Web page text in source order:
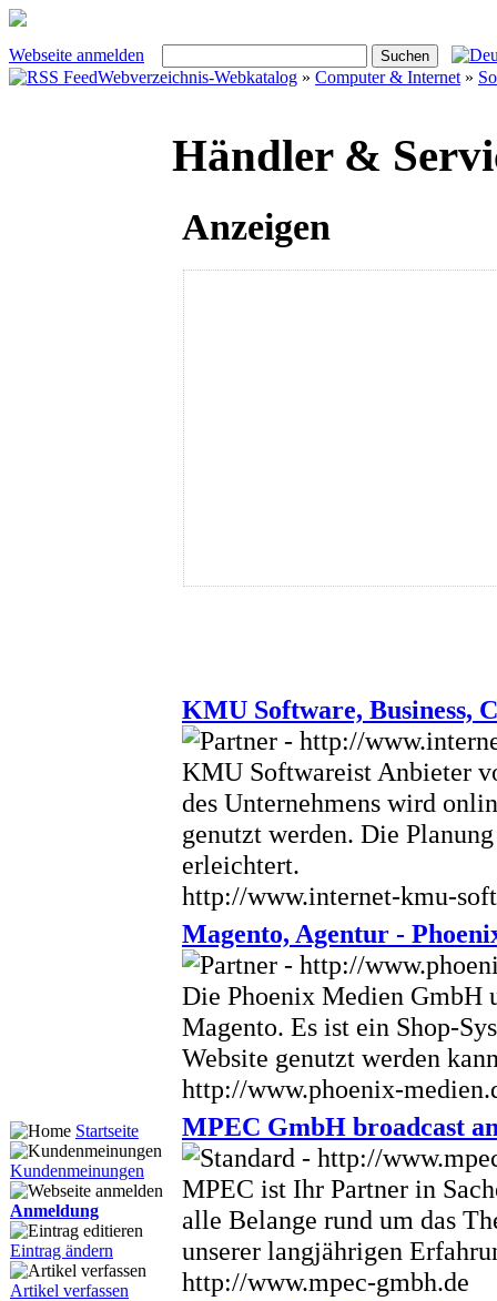
Webseite anmelden
Webverzeichnis-Webkatalog » Computer & Internet »
Startseite
Kundenmeinungen
Anmeldung
Eintrag ändern
Artikel verfassen
Händler &
Anzeigen
KMU Software, Business,
KMU Softwareist Anbieter
des Unternehmens wird
genutzt werden. Die
erleichtert.
http://www.internet-kmu-
Magento, Agentur -
Die Phoenix Medien GmbH
Magento. Es ist ein Shop-
Website genutzt werden
http://www.phoenix-
MPEC GmbH broadcast
MPEC ist Ihr Partner in
alle Belange rund um das
unserer langjährigen
http://www.mpec-gmbh.de